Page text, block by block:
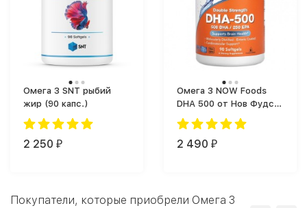
Омега 3 SNT рыбий
жир (90 капс.)
2 250 ₽
Омега 3 NOW Foods
DHA 500 от Нов Фудс
(90 капс.)
2 490 ₽
Покупатели, которые приобрели Омега 3